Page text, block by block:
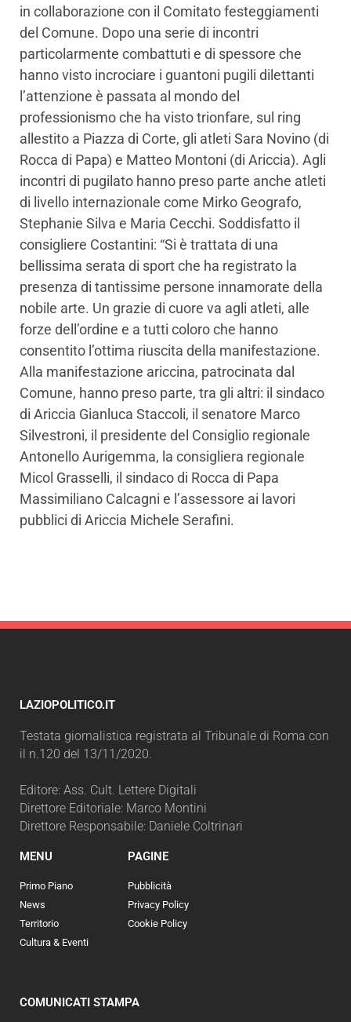
in collaborazione con il Comitato festeggiamenti
del Comune. Dopo una serie di incontri
particolarmente combattuti e di spessore che
hanno visto incrociare i guantoni pugili dilettanti
l’attenzione è passata al mondo del
professionismo che ha visto trionfare, sul ring
allestito a Piazza di Corte, gli atleti Sara Novino (di
Rocca di Papa) e Matteo Montoni (di Ariccia). Agli
incontri di pugilato hanno preso parte anche atleti
di livello internazionale come Mirko Geografo,
Stephanie Silva e Maria Cecchi. Soddisfatto il
consigliere Costantini: “Si è trattata di una
bellissima serata di sport che ha registrato la
presenza di tantissime persone innamorate della
nobile arte. Un grazie di cuore va agli atleti, alle
forze dell’ordine e a tutti coloro che hanno
consentito l’ottima riuscita della manifestazione.
Alla manifestazione ariccina, patrocinata dal
Comune, hanno preso parte, tra gli altri: il sindaco
di Ariccia Gianluca Staccoli, il senatore Marco
Silvestroni, il presidente del Consiglio regionale
Antonello Aurigemma, la consigliera regionale
Micol Grasselli, il sindaco di Rocca di Papa
Massimiliano Calcagni e l’assessore ai lavori
pubblici di Ariccia Michele Serafini.
LAZIOPOLITICO.IT
Testata giornalistica registrata al Tribunale di Roma con
il n.120 del 13/11/2020.
Editore: Ass. Cult. Lettere Digitali
Direttore Editoriale: Marco Montini
Direttore Responsabile: Daniele Coltrinari
MENU
Primo Piano
News
Territorio
Cultura & Eventi
PAGINE
Pubblicità
Privacy Policy
Cookie Policy
COMUNICATI STAMPA